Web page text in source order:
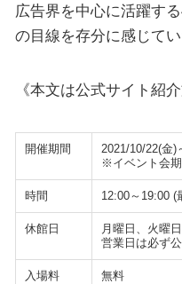
広告界を中心に活躍す
の目線を存分に感じて
《本文は公式サイト紹
開催期間
2021/10/22(金)
※イベント会
時間 12:00～19:00 (
休館日
月曜日、火曜
営業日は必ず
入場料 無料